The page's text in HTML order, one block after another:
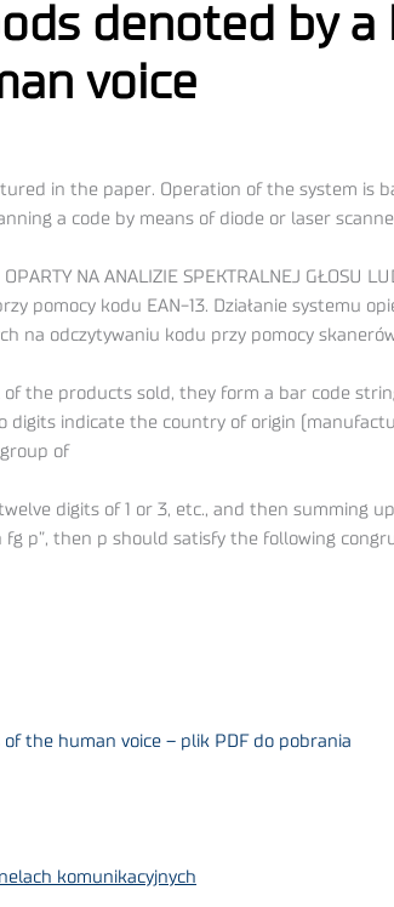
denoted by a
voice
in the paper. Operation of the system is
a code by means of diode or laser
NA ANALIZIE SPEKTRALNEJ GŁOSU
kodu EAN-13. Działanie systemu
na odczytywaniu kodu przy pomocy
the products sold, they form a bar code
indicate the country of origin
of
digits of 1 or 3, etc., and then summing
p”, then p should satisfy the following
the human voice – plik PDF do pobrania
komunikacyjnych